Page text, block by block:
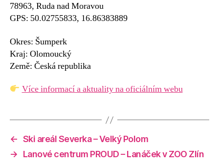
78963, Ruda nad Moravou
GPS: 50.02755833, 16.86383889
Okres: Šumperk
Kraj: Olomoucký
Země: Česká republika
Více informací a aktuality na oficiálním webu
← Ski areál Severka – Velký Polom
→
Lanové centrum PROUD – Lanáček v ZOO Zlín